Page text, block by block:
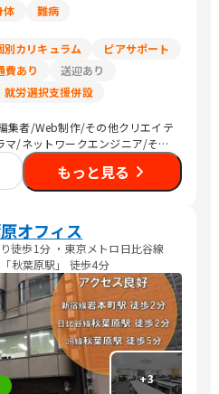
体
難病
別カリキュラム
ピアサポート
費あり
送迎あり
就労選択支援併設
集者/Web制作/その他クリエイテ
マ/ネットワークエンジニア/その
職員・ヘルパー/医療関連職/その
関連
もっと見る
オフィス
徒歩1分 ・東京メトロ日比谷線
秋葉原駅」 徒歩4分
+3